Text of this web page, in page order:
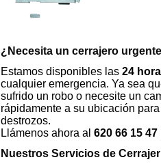
¿Necesita un cerrajero
Estamos disponibles las 24
cualquier emergencia. Ya sea
sufrido un robo o necesite un
rápidamente a su ubicación
destrozos.
Llámenos ahora al 620 66 15 47
Nuestros Servicios de